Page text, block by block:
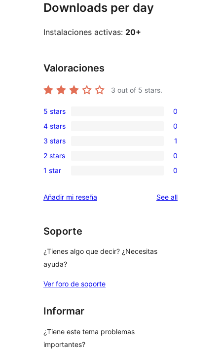
Downloads per day
Instalaciones activas: 20+
Valoraciones
3 out of 5 stars.
0
5-
star
reviews
5 stars 0
0
4-
star
reviews
4 stars 0
1
3-
star
3 stars 1
0
2-
reviews
2 stars 0
0
star
1 star 0
Añadir mi reseña See allreviews
Soporte
¿Tienes algo que decir? ¿Necesitas
ayuda?
Ver foro de soporte
Informar
¿Tiene este tema problemas
importantes?